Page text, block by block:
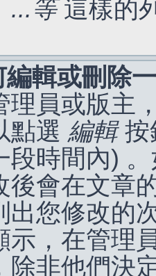
...等這樣的
輯或刪除
理員或版主
點選 編輯按
段時間內)
後會在文章
出您修改的
示，在管理
除非他們決